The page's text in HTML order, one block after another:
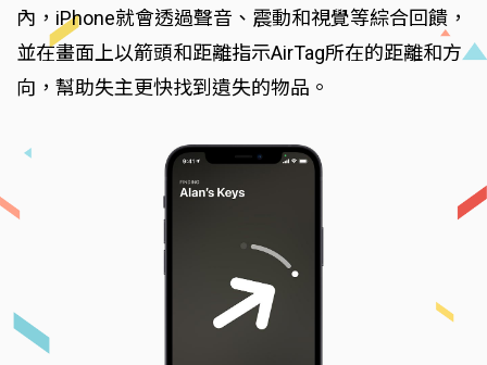
內，iPhone就會透過聲音、震動和視覺等綜合回饋，
並在畫面上以箭頭和距離指示AirTag所在的距離和方
向，幫助失主更快找到遺失的物品。